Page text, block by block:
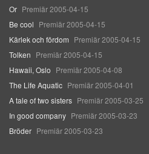
Or Premiär 2005-04-15
Be cool Premiär 2005-04-15
Kärlek och fördom Premiär 2005-04-15
Tolken Premiär 2005-04-15
Hawaii, Oslo Premiär 2005-04-08
The Life Aquatic Premiär 2005-04-01
A tale of two sisters Premiär 2005-03-25
In good company Premiär 2005-03-23
Bröder Premiär 2005-03-23